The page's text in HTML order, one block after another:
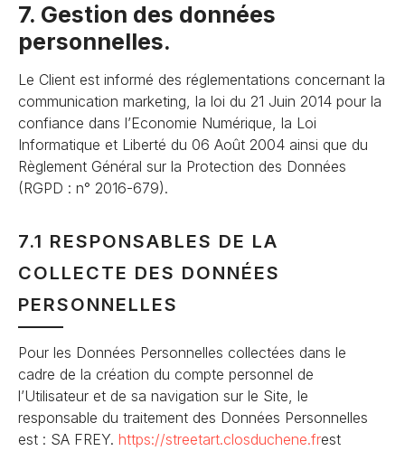
7. Gestion des données
personnelles.
Le Client est informé des réglementations concernant la
communication marketing, la loi du 21 Juin 2014 pour la
confiance dans l’Economie Numérique, la Loi
Informatique et Liberté du 06 Août 2004 ainsi que du
Règlement Général sur la Protection des Données
(RGPD : n° 2016-679).
7.1 RESPONSABLES DE LA
COLLECTE DES DONNÉES
PERSONNELLES
Pour les Données Personnelles collectées dans le
cadre de la création du compte personnel de
l’Utilisateur et de sa navigation sur le Site, le
responsable du traitement des Données Personnelles
est : SA FREY. https://streetart.closduchene.frest